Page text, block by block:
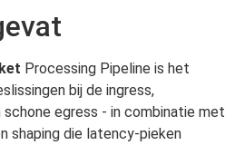
Processing Pipeline is het
bij de ingress,
egress - in combinatie met
shaping die latency-pieken